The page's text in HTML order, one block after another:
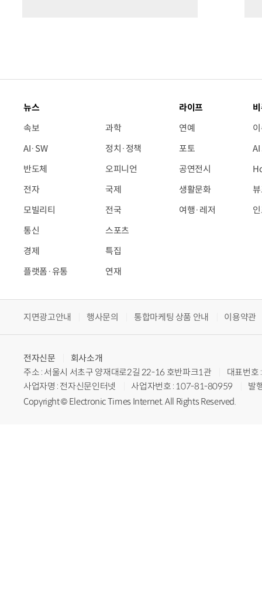
뉴스
속보
AI·SW
반도체
전자
모빌리티
통신
경제
플랫폼·유통
과학
정치·정책
오피니언
국제
전국
스포츠
특집
연재
라이프
연예
포토
공연전시
생활문화
여행·레저
지면광고안내 행사문의 통합마케팅 상품 안내 이용약관
전자신문
회사소개
주소 : 서울시 서초구 양재대로2길 22-16 호반파크1관
대표번
사업자명 : 전자신문인터넷
사업자번호 : 107-81-80959
발
Copyright © Electronic Times Internet. All Rights Reserved.